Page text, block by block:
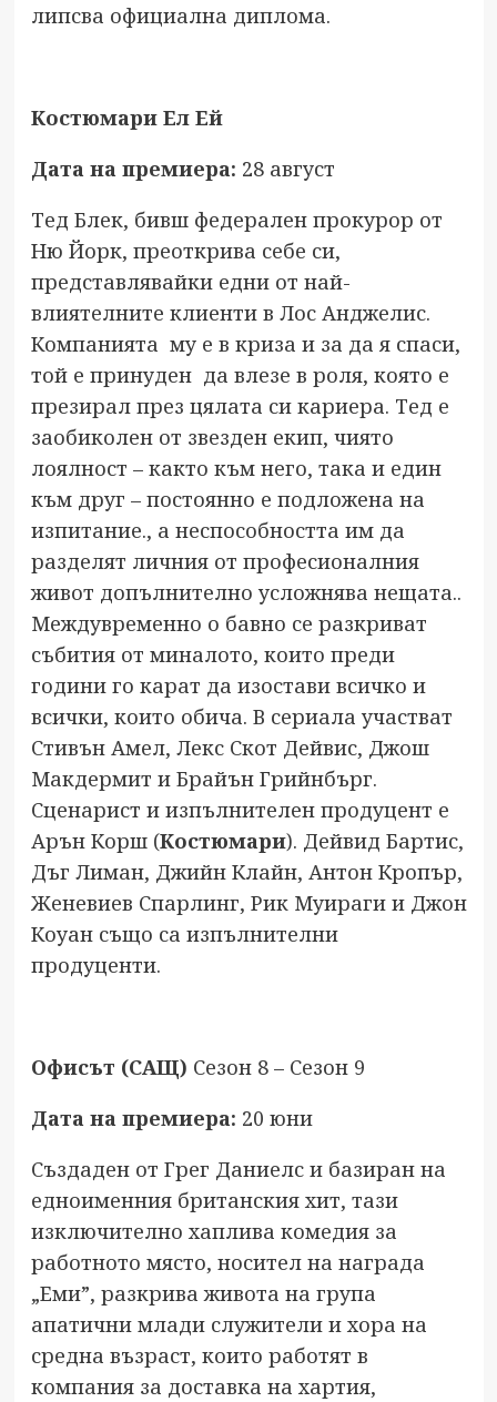
липсва официална диплома.
Костюмари Ел Ей
Дата на премиера: 28 август
Тед Блек, бивш федерален прокурор от
Ню Йорк, преоткрива себе си,
представлявайки едни от най-
влиятелните клиенти в Лос Анджелис.
Компанията му е в криза и за да я спаси,
той е принуден да влезе в роля, която е
презирал през цялата си кариера. Тед е
заобиколен от звезден екип, чиято
лоялност – както към него, така и един
към друг – постоянно е подложена на
изпитание., а неспособността им да
разделят личния от професионалния
живот допълнително усложнява нещата..
Междувременно о бавно се разкриват
събития от миналото, които преди
години го карат да изостави всичко и
всички, които обича. В сериала участват
Стивън Амел, Лекс Скот Дейвис, Джош
Макдермит и Брайън Грийнбърг.
Сценарист и изпълнителен продуцент е
Арън Корш (Костюмари). Дейвид Бартис,
Дъг Лиман, Джийн Клайн, Антон Кропър,
Женевиев Спарлинг, Рик Муираги и Джон
Коуан също са изпълнителни
продуценти.
Офисът (САЩ) Сезон 8 – Сезон 9
Дата на премиера: 20 юни
Създаден от Грег Даниелс и базиран на
едноименния британския хит, тази
изключително хаплива комедия за
работното място, носител на награда
„Еми”, разкрива живота на група
апатични млади служители и хора на
средна възраст, които работят в
компания за доставка на хартия,